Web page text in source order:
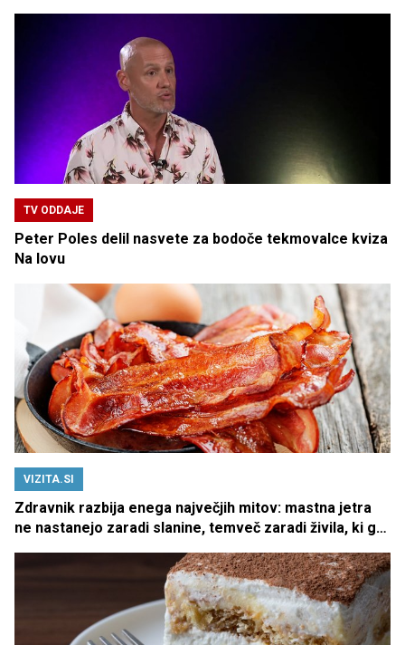
TV ODDAJE
Peter Poles delil nasvete za bodoče tekmovalce kviza
Na lovu
VIZITA.SI
Zdravnik razbija enega največjih mitov: mastna jetra
ne nastanejo zaradi slanine, temveč zaradi živila, ki ga